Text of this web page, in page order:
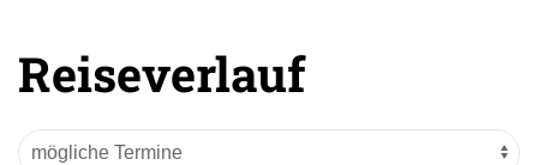
Reiseverlauf